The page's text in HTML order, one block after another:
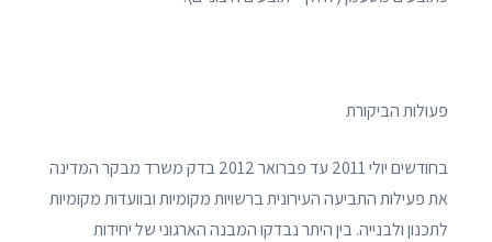
פעולות הביקורת
בחודשים יולי 2011 עד פברואר 2012 בדק משרד מבקר המדינה
את פעילות התביעה העירונית ברשויות מקומיות ובוועדות מקומיות
לתכנון ולבנייה. בין היתר נבדקו המבנה הארגוני של יחידות